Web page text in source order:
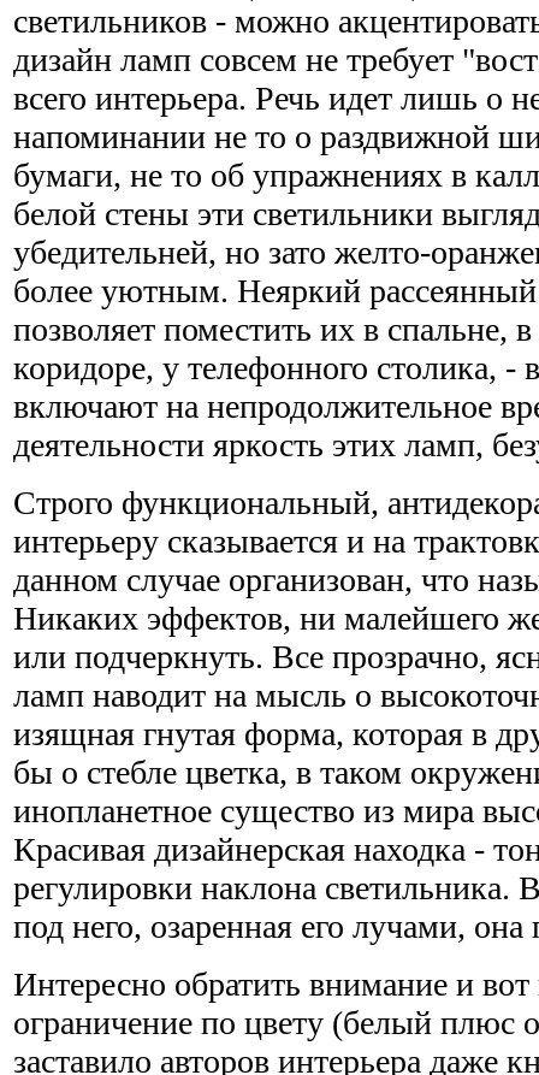
светильников - можно
дизайн ламп совсем не требует
всего интерьера. Речь идет лишь о
напоминании не то о раздвижной
бумаги, не то об упражнениях в
белой стены эти светильники
убедительней, но зато желто-
более уютным. Неяркий
позволяет поместить их в спальне,
коридоре, у телефонного столика, -
включают на непродолжительное
деятельности яркость этих ламп,
Строго функциональный,
интерьеру сказывается и на
данном случае организован, что
Никаких эффектов, ни малейшего
или подчеркнуть. Все прозрачно,
ламп наводит на мысль о
изящная гнутая форма, которая в
бы о стебле цветка, в таком
инопланетное существо из мира
Красивая дизайнерская находка -
регулировки наклона
под него, озаренная его лучами,
Интересно обратить внимание и вот
ограничение по цвету (белый плюс
заставило авторов интерьера даже